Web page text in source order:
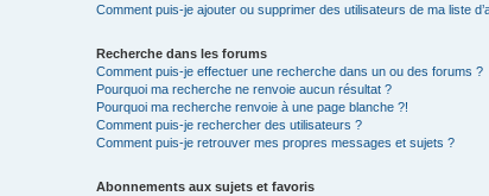
Comment puis-je ajouter ou supprimer des utilisateurs de ma liste
Recherche dans les forums
Comment puis-je effectuer une recherche dans un ou des forums ?
Pourquoi ma recherche ne renvoie aucun résultat ?
Pourquoi ma recherche renvoie à une page blanche ?!
Comment puis-je rechercher des utilisateurs ?
Comment puis-je retrouver mes propres messages et sujets ?
Abonnements aux sujets et favoris